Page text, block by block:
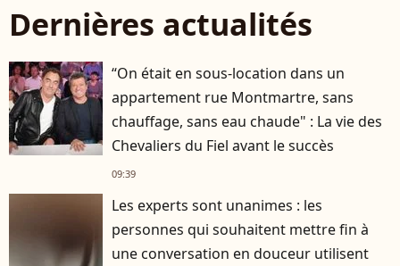
Dernières actualités
“On était en sous-location dans un
appartement rue Montmartre, sans
chauffage, sans eau chaude" : La vie des
Chevaliers du Fiel avant le succès
09:39
Les experts sont unanimes : les
personnes qui souhaitent mettre fin à
une conversation en douceur utilisent